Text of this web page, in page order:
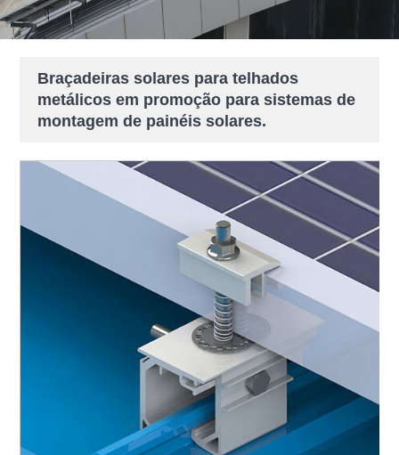
Braçadeiras solares para telhados
metálicos em promoção para sistemas de
montagem de painéis solares.